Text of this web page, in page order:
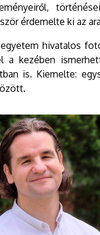
érdemelte ki az
hivatalos
a kezében
is. Kiemelte: